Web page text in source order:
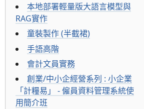
本地部署輕量版大語言模型與
RAG實作
童裝製作 (半截裙)
手語高階
會計文員實務
創業/中小企經營系列 : 小企業
「計糧易」 - 僱員資料管理系統使
用簡介班